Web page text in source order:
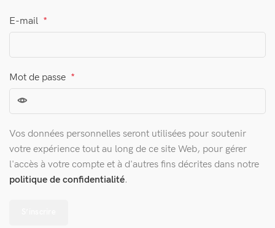
E-mail *
Mot de passe *
Vos données personnelles seront utilisées pour soutenir
votre expérience tout au long de ce site Web, pour gérer
l'accès à votre compte et à d'autres fins décrites dans notre
politique de confidentialité.